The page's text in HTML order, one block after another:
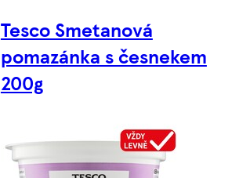
Tesco Smetanová
pomazánka s česnekem
200g